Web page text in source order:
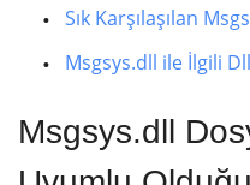
Sık Karşılaşılan
Msgsys.dll ile İlgili
Msgsys.dll